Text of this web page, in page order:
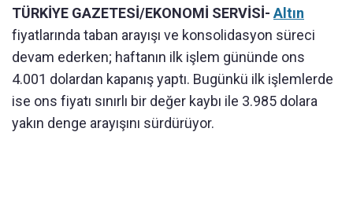
TÜRKİYE GAZETESİ/EKONOMİ SERVİSİ- Altın
fiyatlarında taban arayışı ve konsolidasyon süreci
devam ederken; haftanın ilk işlem gününde ons
4.001 dolardan kapanış yaptı. Bugünkü ilk işlemlerde
ise ons fiyatı sınırlı bir değer kaybı ile 3.985 dolara
yakın denge arayışını sürdürüyor.